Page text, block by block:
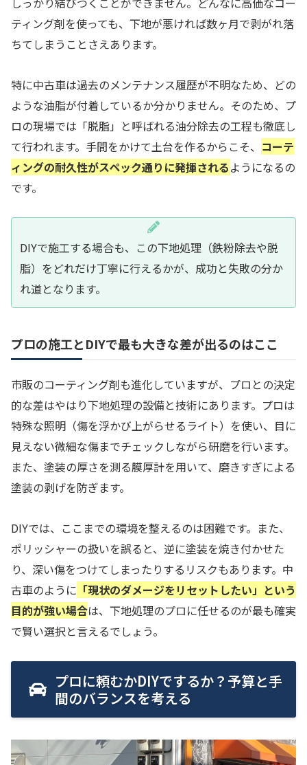
ティング剤を使っても、下地が悪ければ数ヶ月で剥がれ落
ちてしまうことさえあります。
特に中古車は過去のメンテナンス履歴が不明なため、どの
ような油脂が付着しているか分かりません。そのため、プ
ロの現場では「脱脂」と呼ばれる油分除去の工程も徹底し
て行われます。手間をかけて土台を作るからこそ、 コーテ
ィングの耐久性がスペック通りに発揮されるようになるの
です。
DIYで施工する場合も、この下地処理（鉄粉除去や脱
脂）をどれだけ丁寧に行えるかが、成功と失敗の分か
れ道となります。
プロの施工とDIYで最も大きな差が出るのはここ
市販のコーティング剤も進化していますが、プロとの決定
的な差はやはり下地処理の設備と技術にあります。プロは
特殊な照明（傷を浮かび上がらせるライト）を使い、目に
見えない微細な傷までチェックしながら研磨を行います。
また、塗装の厚さを測る膜厚計を用いて、磨きすぎによる
塗装の剥げを防ぎます。
DIYでは、ここまでの環境を整えるのは困難です。また、
ポリッシャーの扱いを誤ると、逆に塗装を焼き付かせた
り、深い傷をつけてしまったりするリスクもあります。中
古車のように 「現状のダメージをリセットしたい」という
目的が強い場合は、下地処理のプロに任せるのが最も確実
で賢い選択と言えるでしょう。
プロに頼むかDIYでするか？予算と手
間のバランスを考える